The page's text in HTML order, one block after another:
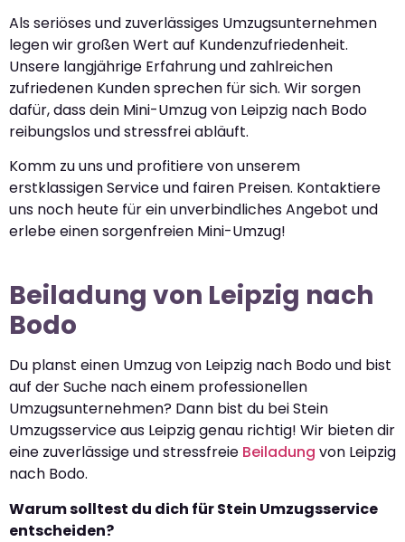
Als seriöses und zuverlässiges Umzugsunternehmen
legen wir großen Wert auf Kundenzufriedenheit.
Unsere langjährige Erfahrung und zahlreichen
zufriedenen Kunden sprechen für sich. Wir sorgen
dafür, dass dein Mini-Umzug von Leipzig nach Bodo
reibungslos und stressfrei abläuft.
Komm zu uns und profitiere von unserem
erstklassigen Service und fairen Preisen. Kontaktiere
uns noch heute für ein unverbindliches Angebot und
erlebe einen sorgenfreien Mini-Umzug!
Beiladung von Leipzig nach
Bodo
Du planst einen Umzug von Leipzig nach Bodo und bist
auf der Suche nach einem professionellen
Umzugsunternehmen? Dann bist du bei Stein
Umzugsservice aus Leipzig genau richtig! Wir bieten dir
eine zuverlässige und stressfreie Beiladung von Leipzig
nach Bodo.
Warum solltest du dich für Stein Umzugsservice
entscheiden?